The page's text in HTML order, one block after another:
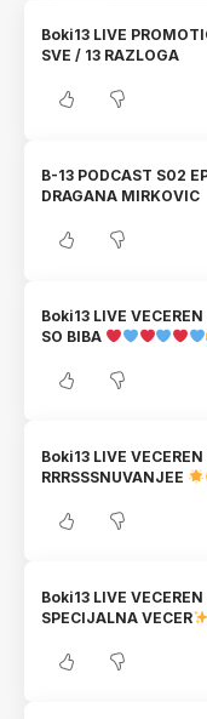
Boki13 LIVE
SVE / 13 RAZLOGA
B-13 PODCAST S02
DRAGANA MIRKOVIC
Boki13 LIVE
SO BIBA
Boki13 LIVE VECEREN
RRRSSSNUVANJEE
Boki13 LIVE VECEREN
SPECIJALNA VECER